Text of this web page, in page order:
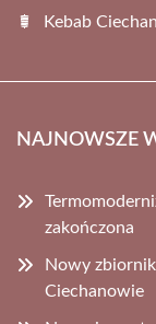
Kebab
NAJNOWSZE
zakończona
Nowy
Ciechanowie